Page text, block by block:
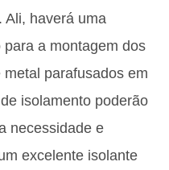
Ali, haverá uma
a montagem dos
parafusados em
isolamento poderão
necessidade e
excelente isolante